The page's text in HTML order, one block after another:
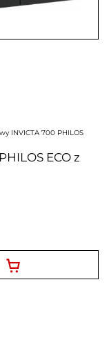
INVICTA 700 PHILOS
ECO z